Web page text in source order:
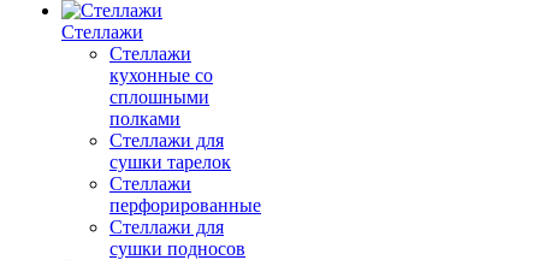
Стеллажи
Стеллажи
кухонные со
сплошными
полками
Стеллажи для
сушки тарелок
Стеллажи
перфорированные
Стеллажи для
сушки подносов